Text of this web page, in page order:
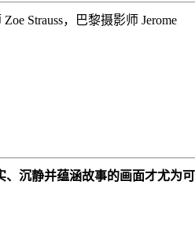
Strauss，巴黎摄影师 Jerome
沉静并蕴涵故事的画面才尤为可